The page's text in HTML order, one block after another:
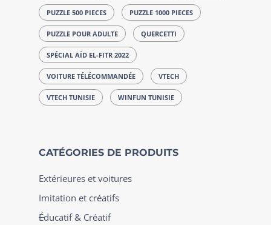
PUZZLE 500 PIECES PUZZLE 1000 PIECES
PUZZLE POUR ADULTE QUERCETTI
SPÉCIAL AÏD EL-FITR 2022
VOITURE TÉLÉCOMMANDÉE VTECH
VTECH TUNISIE WINFUN TUNISIE
CATÉGORIES DE PRODUITS
Extérieures et voitures
Imitation et créatifs
Éducatif & Créatif